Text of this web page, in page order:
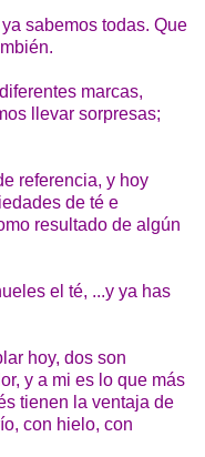
sabemos todas. Que
marcas,
llevar sorpresas;
referencia, y hoy
de té e
resultado de algún
el té, ...y ya has
hoy, dos son
y a mi es lo que más
tienen la ventaja de
con hielo, con